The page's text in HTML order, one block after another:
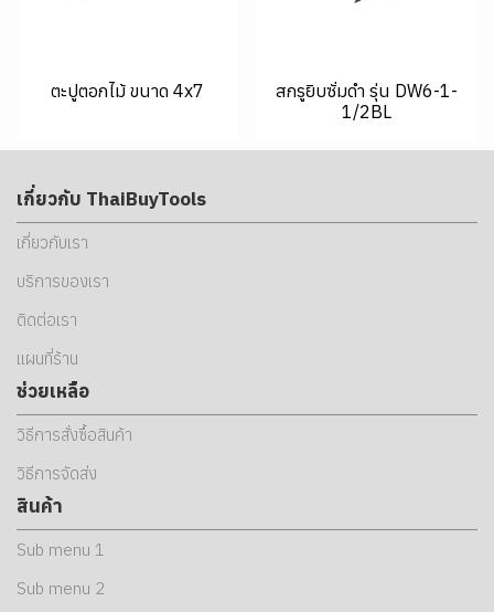
ตะปูตอกไม้ ขนาด 4x7
สกรูยิบซั่มดำ รุ่น DW6-1-
1/2BL
เกี่ยวกับ ThaiBuyTools
เกี่ยวกับเรา
บริการของเรา
ติดต่อเรา
แผนที่ร้าน
ช่วยเหลือ
วิธีการสั่งซื้อสินค้า
วิธีการจัดส่ง
สินค้า
Sub menu 1
Sub menu 2